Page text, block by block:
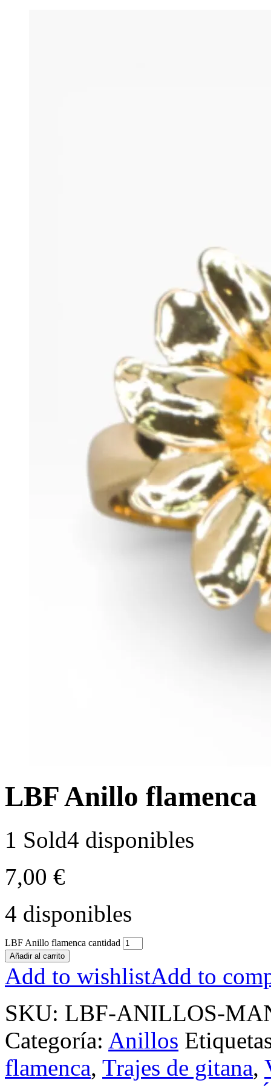
LBF Anillo flamenca
1 Sold4 disponibles
7,00 €
4 disponibles
LBF Anillo flamenca cantidad
Añadir al carrito
Add to wishlistAdd to
SKU: LBF-ANILLOS-
Categoría: Anillos
flamenca, Trajes de gitana,